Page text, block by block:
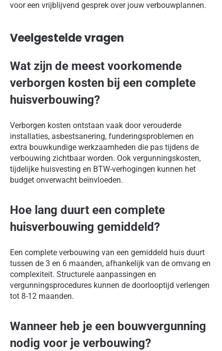
voor een vrijblijvend gesprek over jouw verbouwplannen.
Veelgestelde vragen
Wat zijn de meest voorkomende
verborgen kosten bij een complete
huisverbouwing?
Verborgen kosten ontstaan vaak door verouderde
installaties, asbestsanering, funderingsproblemen en
extra bouwkundige werkzaamheden die pas tijdens de
verbouwing zichtbaar worden. Ook vergunningskosten,
tijdelijke huisvesting en BTW-verhogingen kunnen het
budget onverwacht beïnvloeden.
Hoe lang duurt een complete
huisverbouwing gemiddeld?
Een complete verbouwing van een gemiddeld huis duurt
tussen de 3 en 6 maanden, afhankelijk van de omvang en
complexiteit. Structurele aanpassingen en
vergunningsprocedures kunnen de doorlooptijd verlengen
tot 8-12 maanden.
Wanneer heb je een bouwvergunning
nodig voor je verbouwing?